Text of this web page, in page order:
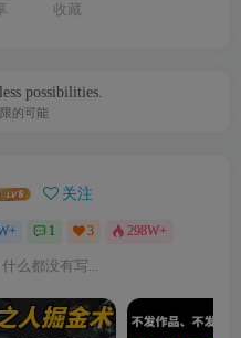
收藏
possibilities.
的可能
关注
1 3 298W+
么都没有写...